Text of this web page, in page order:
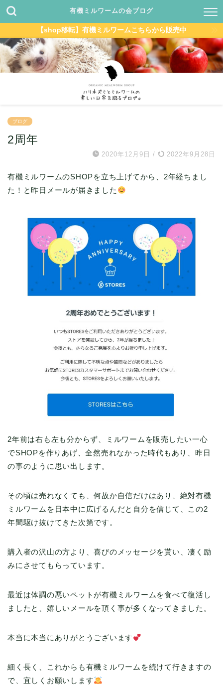
有機ミルワームの会ブログ
【shop移転】有機ミルワームこちらから販売中
ブログ
2周年
2020年12月9日 / 2022年9月28日
有機ミルワームのSHOPを立ち上げてから、2年経ちまし
た！と昨日メールが届きました
2年前は右も左も分からず、ミルワームを販売したい一心
でSHOPを作りあげ、全然売れなかった時代もあり、昨日
の事のように思い出します。
その頃は売れなくても、何故か自信だけはあり、絶対有機
ミルワームを日本中に広げるんだと自分を信じて、この2
年間駆け抜けてきた次第です。
購入者の沢山の方より、喜びのメッセージを貰い、凄く励
みにさせてもらっています。
最近は体調の悪いペットが有機ミルワームを食べて復活し
ましたと、嬉しいメールを頂く事が多くなってきました。
本当に本当にありがとうございます
細く長く、これからも有機ミルワームを続けて行きますの
で、宜しくお願いします